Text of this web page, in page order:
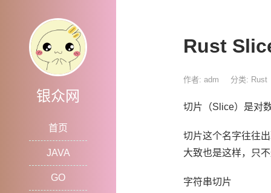
银众网
首页
JAVA
GO
Rust
作者: adm 分类: Rust
切片（Slice）是对
切片这个名字往往
大致也是这样，只
字符串切片